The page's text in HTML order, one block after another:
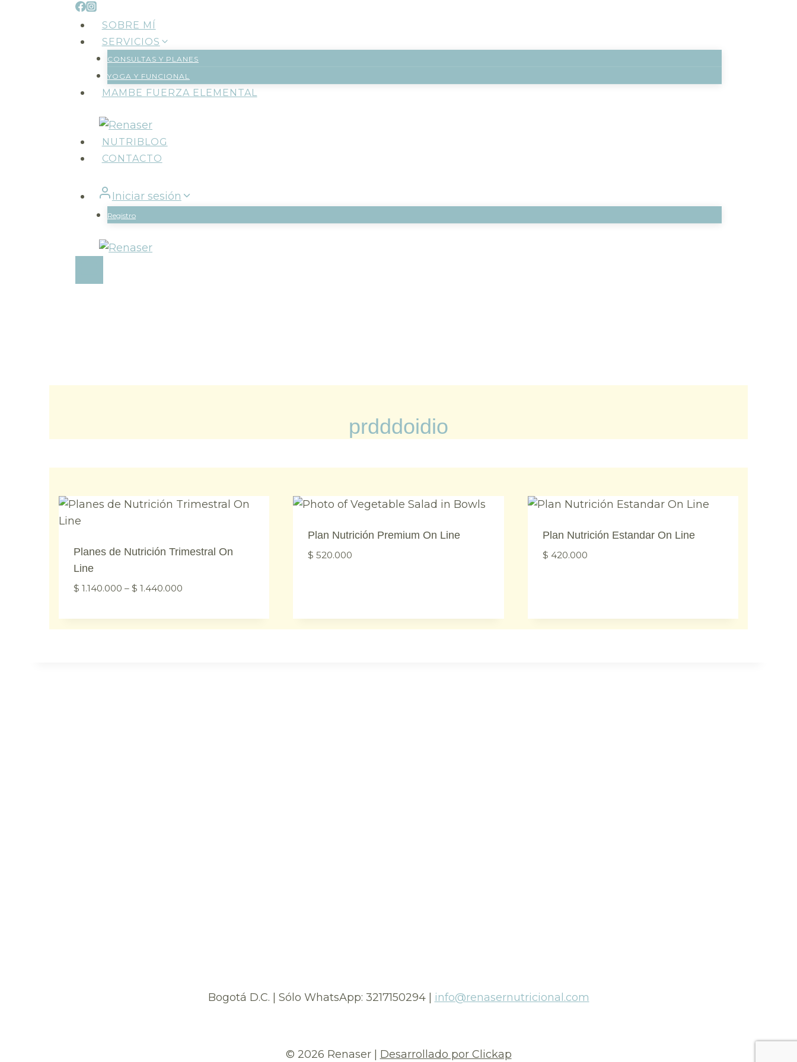
SOBRE MÍ
SERVICIOS
CONSULTAS Y PLANES
YOGA Y FUNCIONAL
MAMBE FUERZA ELEMENTAL
NUTRIBLOG
CONTACTO
Iniciar sesión
Registro
prdddoidio
Planes de Nutrición Trimestral On
Line
$ 1.140.000 – $ 1.440.000
Plan Nutrición Premium On Line
$ 520.000
Plan Nutrición Estandar On Line
$ 420.000
Bogotá D.C. | Sólo WhatsApp: 3217150294 | info@renasernutricional.com
© 2026 Renaser | Desarrollado por Clickap